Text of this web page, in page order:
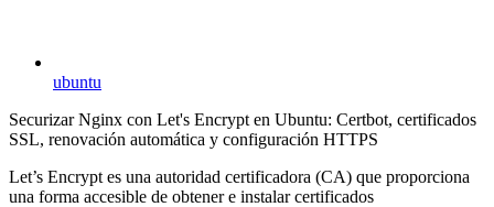
ubuntu
Securizar Nginx con Let's Encrypt en Ubuntu: Certbot, certificados
SSL, renovación automática y configuración HTTPS
Let’s Encrypt es una autoridad certificadora (CA) que proporciona
una forma accesible de obtener e instalar certificados